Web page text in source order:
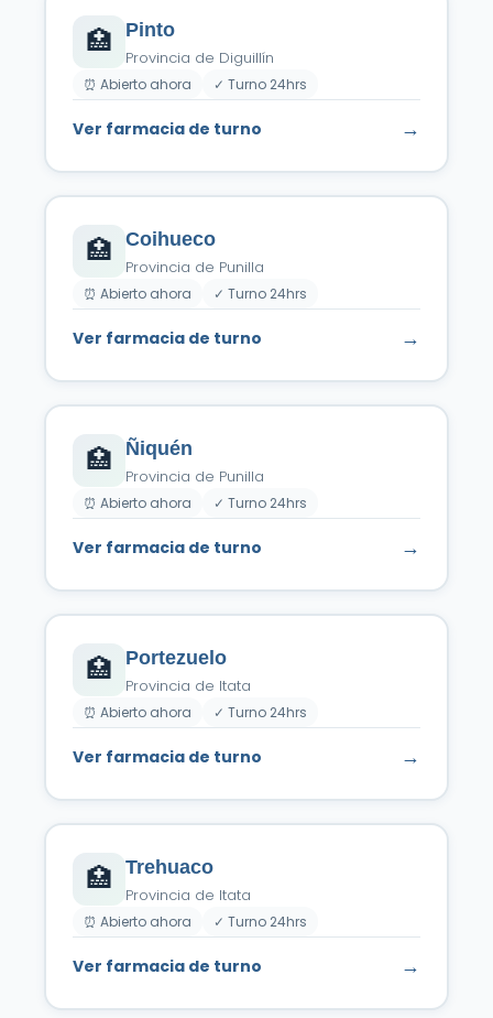
🏥 Pinto
Provincia de Diguillín
⏰ Abierto ahora ✓ Turno 24hrs
Ver farmacia de turno →
🏥 Coihueco
Provincia de Punilla
⏰ Abierto ahora ✓ Turno 24hrs
Ver farmacia de turno →
🏥 Ñiquén
Provincia de Punilla
⏰ Abierto ahora ✓ Turno 24hrs
Ver farmacia de turno →
🏥 Portezuelo
Provincia de Itata
⏰ Abierto ahora ✓ Turno 24hrs
Ver farmacia de turno →
🏥 Trehuaco
Provincia de Itata
⏰ Abierto ahora ✓ Turno 24hrs
Ver farmacia de turno →